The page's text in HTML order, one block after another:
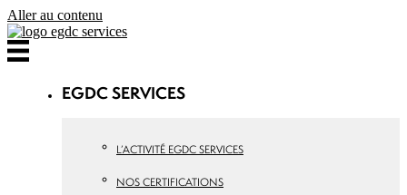
Aller au contenu
EGDC SERVICES
L’ACTIVITÉ EGDC SERVICES
NOS CERTIFICATIONS
Panneau de gestion des cookies